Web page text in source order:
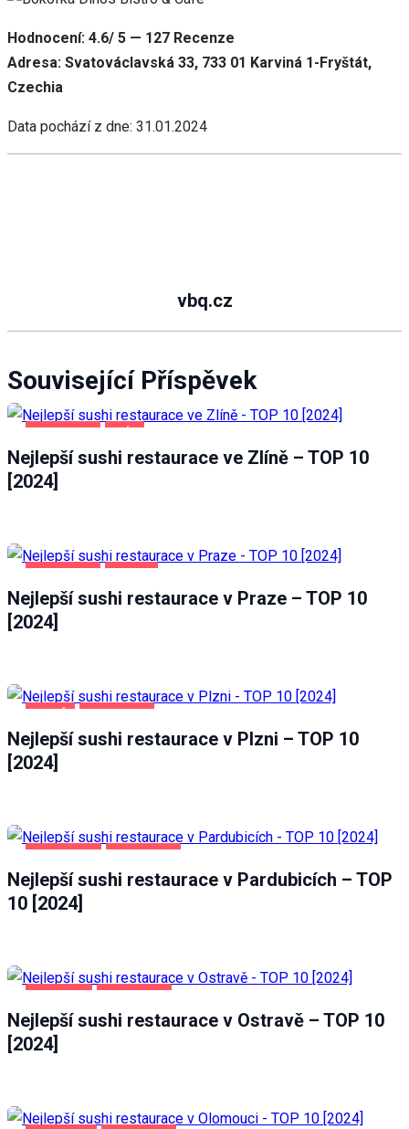
Hodnocení: 4.6/ 5 — 127 Recenze
Adresa: Svatováclavská 33, 733 01 Karviná 1-Fryštát,
Czechia
Data pochází z dne: 31.01.2024
vbq.cz
Související Příspěvek
Nejlepší sushi restaurace ve Zlíně – TOP 10
[2024]
Nejlepší sushi restaurace v Praze – TOP 10
[2024]
Nejlepší sushi restaurace v Plzni – TOP 10
[2024]
Nejlepší sushi restaurace v Pardubicích – TOP
10 [2024]
Nejlepší sushi restaurace v Ostravě – TOP 10
[2024]